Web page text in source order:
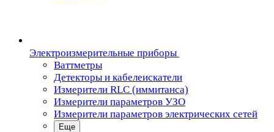
Электроизмерительные приборы
Ваттметры
Детекторы и кабелеискатели
Измерители RLC (иммитанса)
Измерители параметров УЗО
Измерители параметров электрических сетей
Еще